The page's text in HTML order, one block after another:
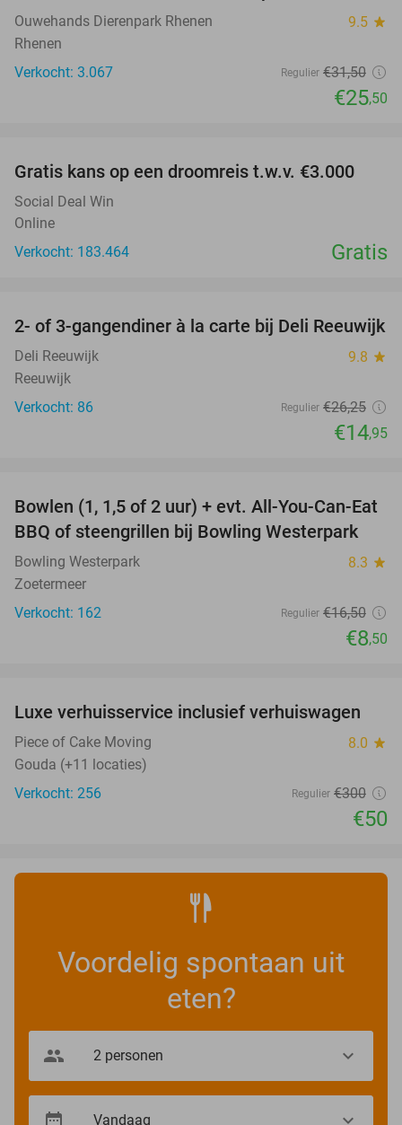
Ouwehands Dierenpark Rhenen 9.5 star
Rhenen
Verkocht: 3.067
Regulier €31,50
€25,50
Gratis kans op een droomreis t.w.v. €3.000
Social Deal Win
Online
Verkocht: 183.464
Gratis
43%
2- of 3-gangendiner à la carte bij Deli Reeuwijk
Deli Reeuwijk 9.8 star
Reeuwijk
Verkocht: 86
Regulier €26,25
€14,95
48%
Bowlen (1, 1,5 of 2 uur) + evt. All-You-Can-Eat
BBQ of steengrillen bij Bowling Westerpark
Bowling Westerpark 8.3 star
Zoetermeer
Verkocht: 162
Regulier €16,50
€8,50
83%
Luxe verhuisservice inclusief verhuiswagen
Piece of Cake Moving 8.0 star
Gouda (+11 locaties)
Verkocht: 256
Regulier €300
€50
Voordelig spontaan uit
eten?